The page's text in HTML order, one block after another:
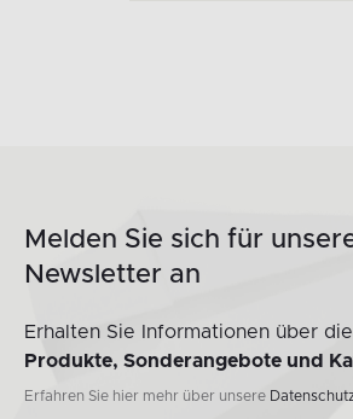
Melden Sie sich für
Newsletter an
Erhalten Sie Informationen über
Produkte, Sonderangebote und
Erfahren Sie hier mehr über unsere